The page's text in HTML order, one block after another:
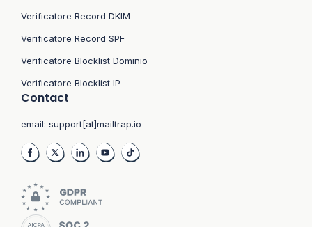
Verificatore Record DKIM
Verificatore Record SPF
Verificatore Blocklist Dominio
Verificatore Blocklist IP
Contact
email: support[at]mailtrap.io